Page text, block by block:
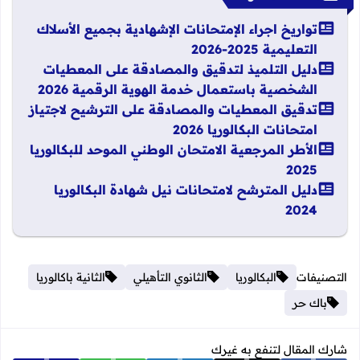
تواريخ اجراء الإمتحانات الإشهادية بجميع الأسلاك
التعليمية 2025-2026
دليل التلميذ لتدقيق والمصادقة على المعطيات
الشخصية باستعمال خدمة الهوية الرقمية 2026
تدقيق المعطيات والمصادقة على الترشيح لاجتياز
امتحانات البكالوريا 2026
الأطر المرجعية الامتحان الوطني الموحد للبكالوريا
2025
دليل المترشح لامتحانات نيل شهادة البكالوريا
2024
التصنيفات البكالوريا الثانوي التأهيلي
الثانية باكالوريا
باك حر
شارك المقال لتنفع به غيرك